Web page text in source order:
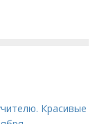
Красивые